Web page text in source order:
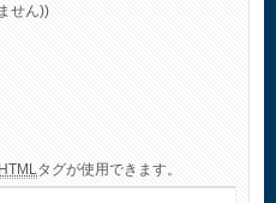
せん))
HTMLタグが使用できます。